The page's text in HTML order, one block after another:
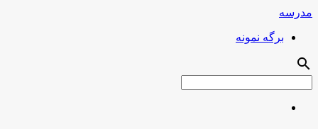
مدرسه
برگه نمونه
search